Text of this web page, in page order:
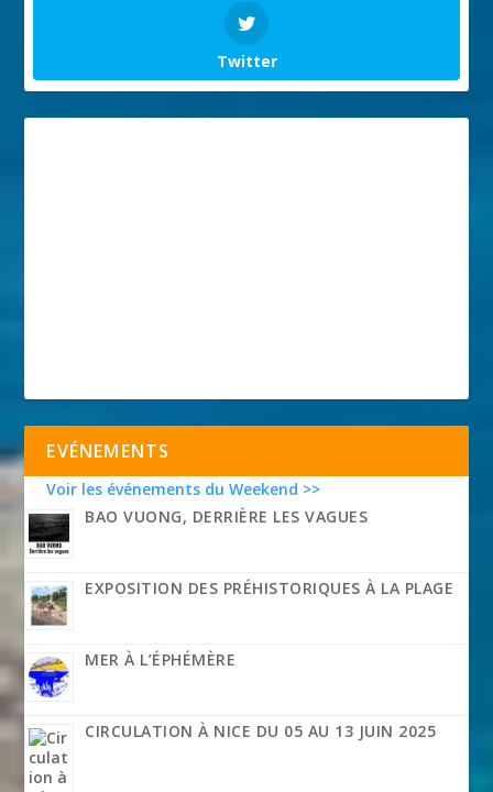
Twitter
EVÉNEMENTS
Voir les événements du Weekend >>
BAO VUONG, DERRIÈRE LES VAGUES
EXPOSITION DES PRÉHISTORIQUES À LA PLAGE
MER À L’ÉPHÉMÈRE
CIRCULATION À NICE DU 05 AU 13 JUIN 2025